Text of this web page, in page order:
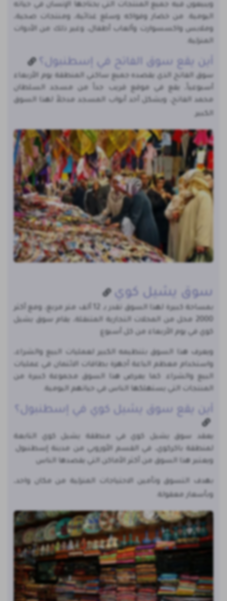
ويبيعون فيه جميع المنتجات التي يحتاجها الإنسان في حياته
اليومية. من خضار وفواكه وسلع غذائية، ومنتجات صحية،
وملابس واكسسوارت وألعاب أطفال، وغير ذلك من الأدوات
المنزلية.
أين يقع سوق الفاتح في إسطنبول؟
سوق الفاتح الذي يقصده جميع ساكني المنطقة يوم الأربعاء
أسبوعياً، يقع في موقع قريب جداً من مسجد السلطان
محمد الفاتح، ويشكل أحد أبواب المسجد مدخلاً لهذا السوق
الكبير.
سوق يشيل كوي
بمساحة كبيرة لهذا السوق تقدر بـ 12 ألف متر مربع، ومع أكثر
2000 محل من المحلات التجارية المتنقلة، يقام سوق يشيل
كوي في يوم الأربعاء من كل أسبوع
ويعرف هذا السوق بتنظيمه الكبير لعمليات البيع والشراء،
واستخدام معظم الباعة أجهزة بطاقات الائتمان في عمليات
البيع والشراء. كما يعرض هذا السوق مجموعة كبيرة من
المنتجات التي يستهلكها الناس في حياتهم اليومية.
أين يقع سوق يشيل كوي في إسطنبول؟
يعقد سوق يشيل كوي في منطقة يشيل كوي التابعة
لمنطقة باكركوي، في القسم الأوروبي من مدينة إسطنبول.
ويعتبر هذا السوق من أكثر الأماكن التي يقصدها الناس
بهدف التسوق وتأمين الاحتياجات المنزلية من مكان واحد،
وبأسعار معقولة.